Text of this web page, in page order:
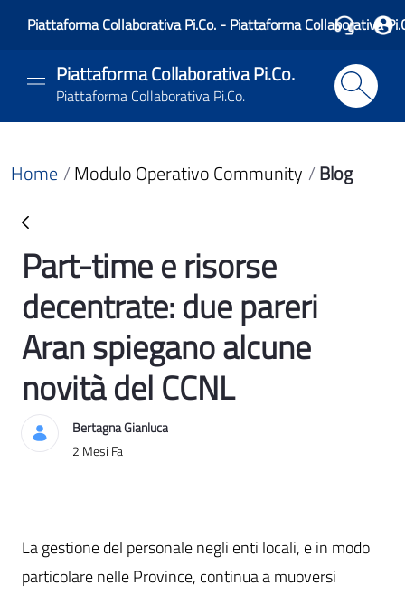
Piattaforma Collaborativa Pi.Co. - Piattaforma Collaborativa
Piattaforma Collaborativa Pi.Co.
Piattaforma Collaborativa Pi.Co.
Home Modulo Operativo Community Blog
BlogPart-time e risorse
decentrate: due pareri
Aran spiegano alcune
novità del CCNL
Bertagna Gianluca
Data di Pubblicazione
2 Mesi Fa
La gestione del personale negli enti locali, e in modo
particolare nelle Province, continua a muoversi